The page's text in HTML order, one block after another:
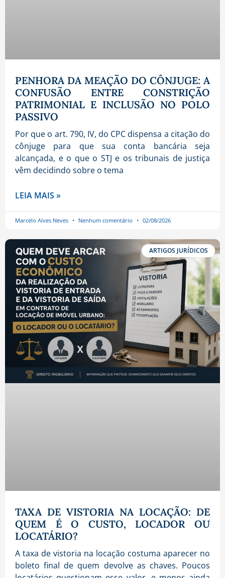
PENHORA DA MEAÇÃO DO CÔNJUGE: A
CONFUSÃO ENTRE CONSTRIÇÃO
PATRIMONIAL E INCLUSÃO NO POLO
PASSIVO
Por que o art. 790, IV, do CPC dispensa a citação do
cônjuge para que sua conta bancária seja
alcançada, e o que o STJ e os tribunais de justiça
vêm decidindo sobre o tema
LEIA MAIS »
Marcelo Alves Neves Nenhum comentário 02/08/2026
ARTIGOS JURÍDICOS
TAXA DE VISTORIA NA LOCAÇÃO: DE
QUEM É O CUSTO, LOCADOR OU
LOCATÁRIO?
A taxa de vistoria na locação costuma aparecer no
boleto final de quem devolve as chaves. Poucos